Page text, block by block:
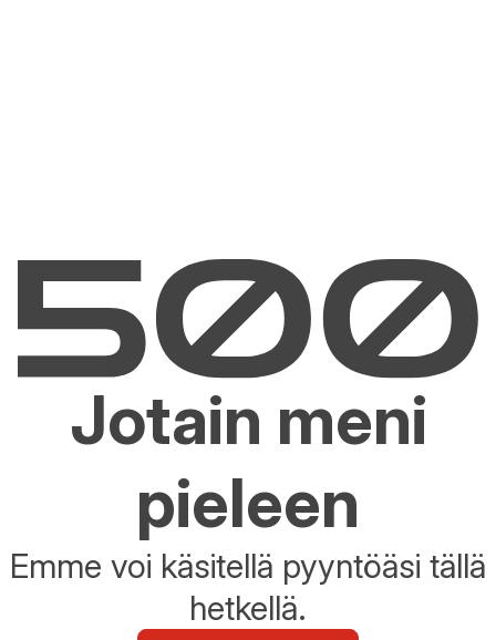
Jotain meni
pieleen
Emme voi käsitellä pyyntöäsi tällä
hetkellä.